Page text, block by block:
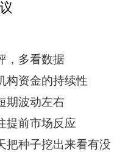
多看数据
资金的持续性
波动左右
前市场反应
种子挖出来看有没